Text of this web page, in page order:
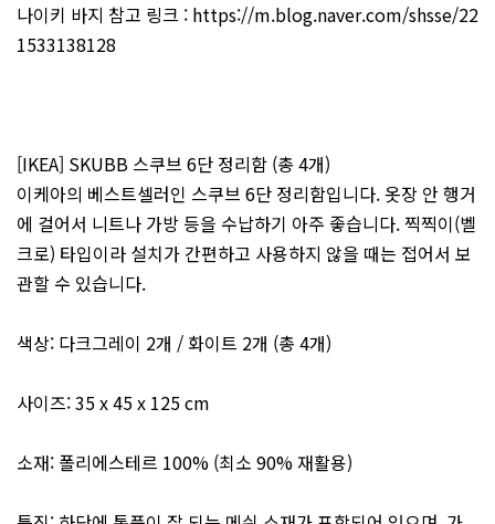
나이키 바지 참고 링크 : https://m.blog.naver.com/shsse/22
1533138128
[IKEA] SKUBB 스쿠브 6단 정리함 (총 4개)
이케아의 베스트셀러인 스쿠브 6단 정리함입니다. 옷장 안 행거
에 걸어서 니트나 가방 등을 수납하기 아주 좋습니다. 찍찍이(벨
크로) 타입이라 설치가 간편하고 사용하지 않을 때는 접어서 보
관할 수 있습니다.
색상: 다크그레이 2개 / 화이트 2개 (총 4개)
사이즈: 35 x 45 x 125 cm
소재: 폴리에스테르 100% (최소 90% 재활용)